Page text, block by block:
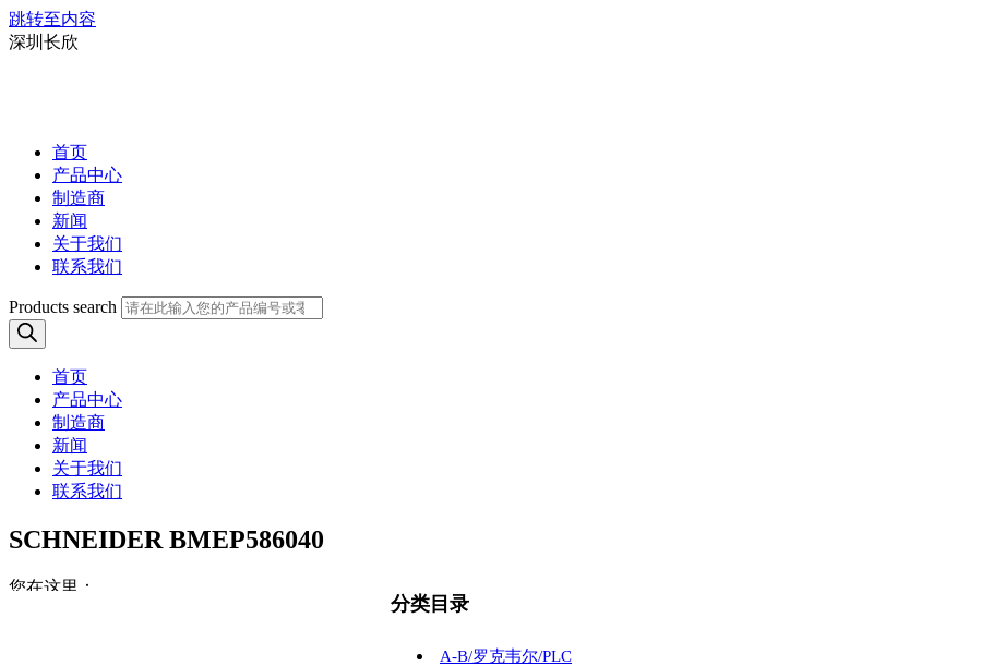
跳转至内容
深圳长欣
首页
产品中心
制造商
新闻
关于我们
联系我们
Products search
首页
产品中心
制造商
新闻
关于我们
联系我们
SCHNEIDER BMEP586040
您在这里：
分类目录
A-B/罗克韦尔/PLC